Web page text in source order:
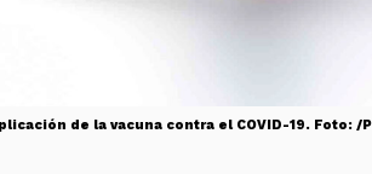
de la vacuna contra el COVID-19. Foto: /